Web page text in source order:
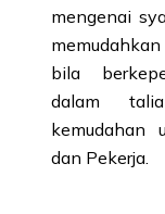
mengenai
bila
dalam
kemudahan
dan Pekerja.